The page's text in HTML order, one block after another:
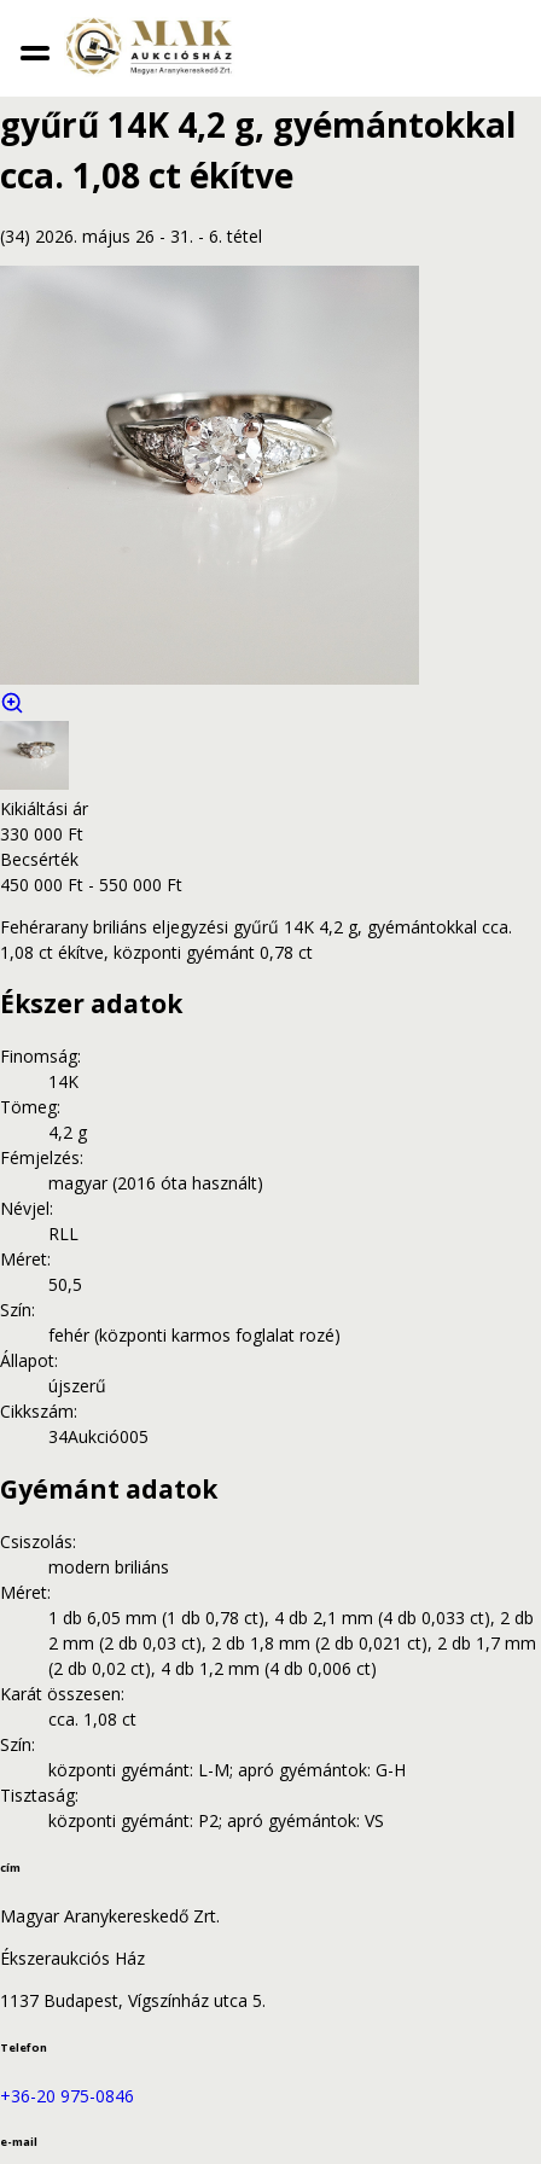
Fehérarany briliáns eljegyzési
gyűrű 14K 4,2 g, gyémántokkal
cca. 1,08 ct ékítve
(34) 2026. május 26 - 31. - 6. tétel
Kikiáltási ár
330 000 Ft
Becsérték
450 000 Ft - 550 000 Ft
Fehérarany briliáns eljegyzési gyűrű 14K 4,2 g, gyémántokkal cca.
1,08 ct ékítve, központi gyémánt 0,78 ct
Ékszer adatok
Finomság:
14K
Tömeg:
4,2 g
Fémjelzés:
magyar (2016 óta használt)
Névjel:
RLL
Méret:
50,5
Szín:
fehér (központi karmos foglalat rozé)
Állapot:
újszerű
Cikkszám:
34Aukció005
Gyémánt adatok
Csiszolás:
modern briliáns
Méret:
1 db 6,05 mm (1 db 0,78 ct), 4 db 2,1 mm (4 db 0,033 ct), 2 db
2 mm (2 db 0,03 ct), 2 db 1,8 mm (2 db 0,021 ct), 2 db 1,7 mm
(2 db 0,02 ct), 4 db 1,2 mm (4 db 0,006 ct)
Karát összesen:
cca. 1,08 ct
Szín:
központi gyémánt: L-M; apró gyémántok: G-H
Tisztaság:
központi gyémánt: P2; apró gyémántok: VS
cím
Magyar Aranykereskedő Zrt.
Ékszeraukciós Ház
1137 Budapest, Vígszínház utca 5.
Telefon
+36-20 975-0846
e-mail